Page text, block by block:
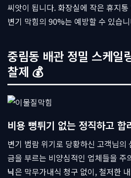
씨앗이 됩니다. 화장실에 작은 휴지
변기 막힘의 90%는 예방할 수 있습
중림동 배관 정밀 스케일
찰제 💰
비용 뻥튀기 없는 정직하고 합
변기 범람 위기로 당황하신 고객님의
금을 부르는 비양심적인 업체들을 주
닉은 막무가내식 청구 없이, 철저한